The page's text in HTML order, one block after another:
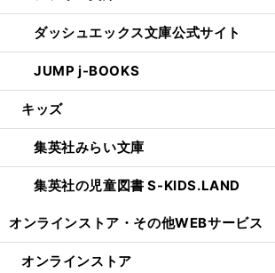
ダッシュエックス文庫公式サイト
JUMP j-BOOKS
キッズ
集英社みらい文庫
集英社の児童図書 S-KIDS.LAND
オンラインストア・ その他WEBサービス
オンラインストア